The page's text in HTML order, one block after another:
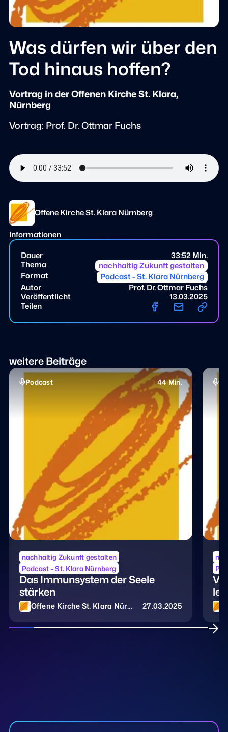
Was dürfen wir über den
Tod hinaus hoffen?
Vortrag in der Offenen Kirche St. Klara,
Nürnberg
Vortrag: Prof. Dr. Ottmar Fuchs
Offene Kirche St. Klara Nürnberg
Informationen
Dauer
33:52 Min.
Thema
nachhaltig Zukunft gestalten
Format
Podcast - St. Klara Nürnberg
Autor
Prof. Dr. Ottmar Fuchs
Veröffentlicht
13.03.2025
Teilen
weitere Beiträge
Podcast 44 Min.
nachhaltig Zukunft gestalten
Podcast - St. Klara Nürnberg
Das Immunsystem der Seele
stärken
Offene Kirche St. Klara Nürn
27.03.2025